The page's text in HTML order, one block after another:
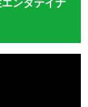
ンタテイナ